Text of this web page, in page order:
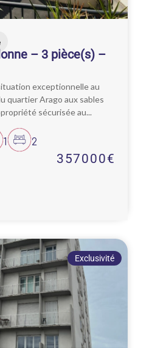
– 3 pièce(s) –
exceptionnelle au
quartier Arago aux sables
sécurisée au...
1 2
357000€
Exclusivité